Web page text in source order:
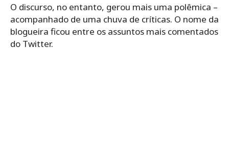
O discurso, no entanto, gerou mais uma polêmica –
acompanhado de uma chuva de críticas. O nome da
blogueira ficou entre os assuntos mais comentados
do Twitter.